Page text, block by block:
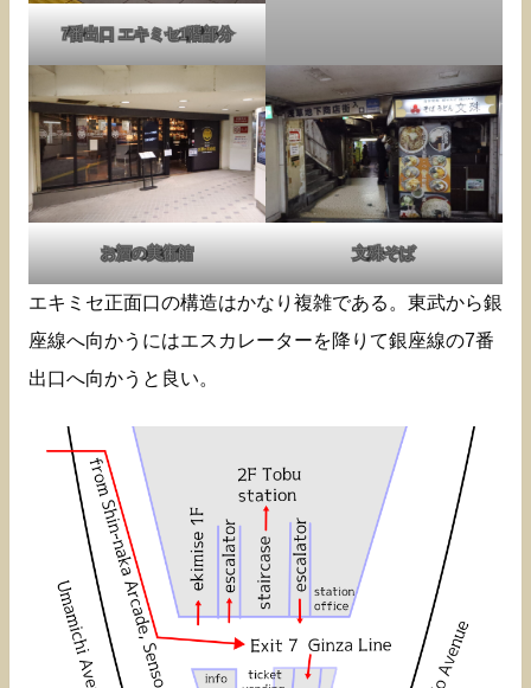
7番出口 エキミセ1階部分
お酒の美術館 文殊そば
エキミセ正面口の構造はかなり複雑である。東武から銀
座線へ向かうにはエスカレーターを降りて銀座線の7番
出口へ向かうと良い。